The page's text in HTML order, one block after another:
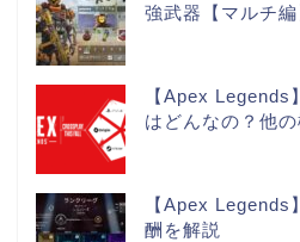
強武器【マルチ編
【Apex Legends
はどんなの？他の
【Apex Legends
酬を解説